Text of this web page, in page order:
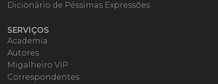
Dicionário de Péssimas Expressões
SERVIÇOS
Academia
Autores
Migalheiro VIP
Correspondentes